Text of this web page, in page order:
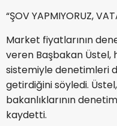
“ŞOV YAPMIYORUZ,
Market fiyatlarının
veren Başbakan
sistemiyle denetimleri
getirdiğini söyledi.
bakanlıklarının
kaydetti.